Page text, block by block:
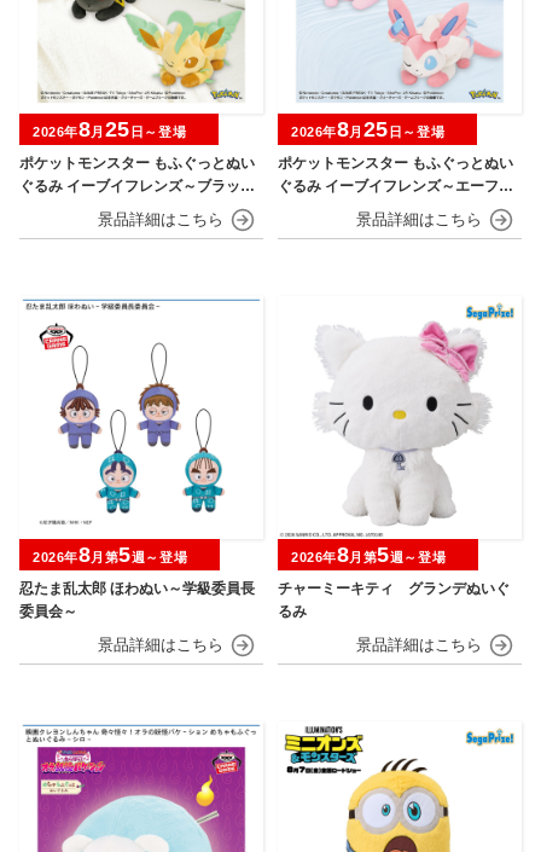
ポケットモンスター もふぐっとぬい
ぐるみ イーブイフレンズ～ブラッキ
ー・リーフィア～おひるねver.
2026年8月 25 日～登場
ポケットモンスター もふぐっとぬい
ぐるみ イーブイフレンズ～エーフ
ィ・ニンフィア～おひるねver.
2026年8月 25 日～登場
忍たま乱太郎 ほわぬい～学級委員長
委員会～
2026年8月第5週～登場
チャーミーキティ グランデぬいぐ
るみ
2026年8月第5週～登場